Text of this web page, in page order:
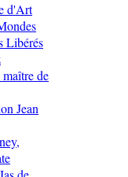
d'Art
Libérés
de
Jean